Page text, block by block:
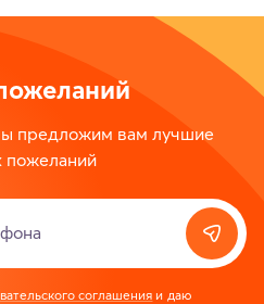
предложим вам лучшие
пожеланий
соглашения и даю